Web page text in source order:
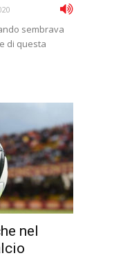
sembrava
di questa
nel